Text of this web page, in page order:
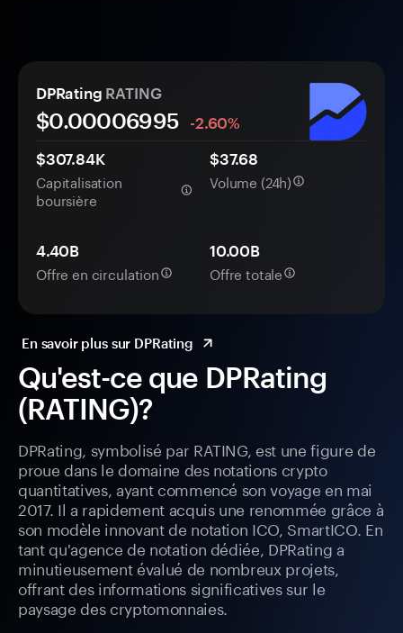
Qu'est-ce que DPRating
(RATING)?
DPRating, symbolisé par RATING, est une figure de
proue dans le domaine des notations crypto
quantitatives, ayant commencé son voyage en mai
2017. Il a rapidement acquis une renommée grâce à
son modèle innovant de notation ICO, SmartICO. En
tant qu'agence de notation dédiée, DPRating a
minutieusement évalué de nombreux projets,
offrant des informations significatives sur le
paysage des cryptomonnaies.
DPRating RATING
$0.00006995
-2.60%
$307.84K
Capitalisation
boursière
$37.68
Volume (24h)
4.40B
Offre en circulation
10.00B
Offre totale
En savoir plus sur DPRating